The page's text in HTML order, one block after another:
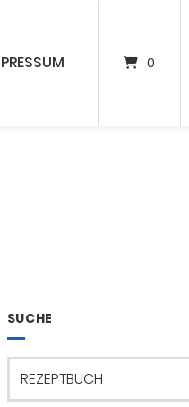
0
SUCHE
Rezeptbuch